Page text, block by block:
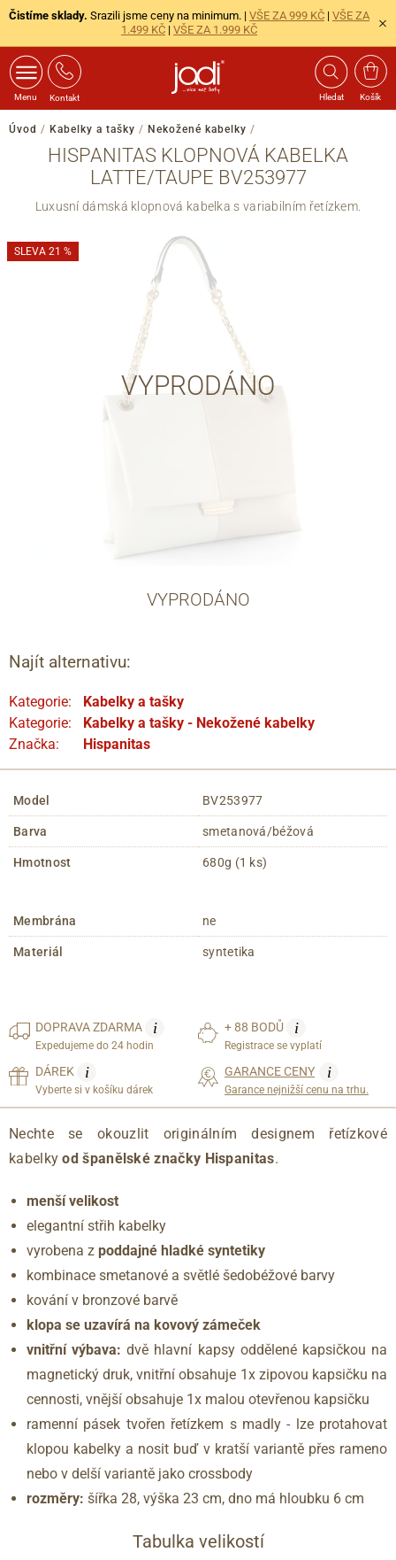
Čistíme sklady. Srazili jsme ceny na minimum. | VŠE ZA 999 KČ | VŠE ZA
1.499 KČ | VŠE ZA 1.999 KČ
Menu Kontakt Hledat Košík
Úvod / Kabelky a tašky / Nekožené kabelky /
HISPANITAS KLOPNOVÁ KABELKA
LATTE/TAUPE BV253977
Luxusní dámská klopnová kabelka s variabilním řetízkem.
VYPRODÁNO
SLEVA 21 %
VYPRODÁNO
Najít alternativu:
Kategorie:
Kabelky a tašky
Kategorie:
Kabelky a tašky - Nekožené kabelky
Značka:
Hispanitas
Model BV253977
Barva smetanová/béžová
Hmotnost 680g (1 ks)
Membrána ne
Materiál syntetika
DOPRAVAZDARMA i
Expedujeme do 24 hodin
+ 88 BODŮ i
Registrace se vyplatí
DÁREK i
Vyberte si v košíku dárek
GARANCE CENY i
Garance nejnižší cenu na trhu.
Nechte se okouzlit originálním designem řetízkové
kabelkyod španělské značky Hispanitas.
menší velikost
elegantní střih kabelky
vyrobena z poddajné hladké syntetiky
kombinace smetanové a světlé šedobéžové barvy
kování v bronzové barvě
klopa se uzavírá na kovový zámeček
vnitřní výbava:dvě hlavní kapsy oddělené kapsičkou na
magnetický druk, vnitřní obsahuje 1x zipovou kapsičku na
cennosti, vnější obsahuje 1x malou otevřenou kapsičku
ramenní pásek tvořen řetízkem s madly - lze protahovat
klopou kabelky a nosit buď v kratší variantě přes rameno
nebo v delší variantě jako crossbody
rozměry: šířka 28, výška 23 cm, dno má hloubku 6 cm
Tabulka velikostí